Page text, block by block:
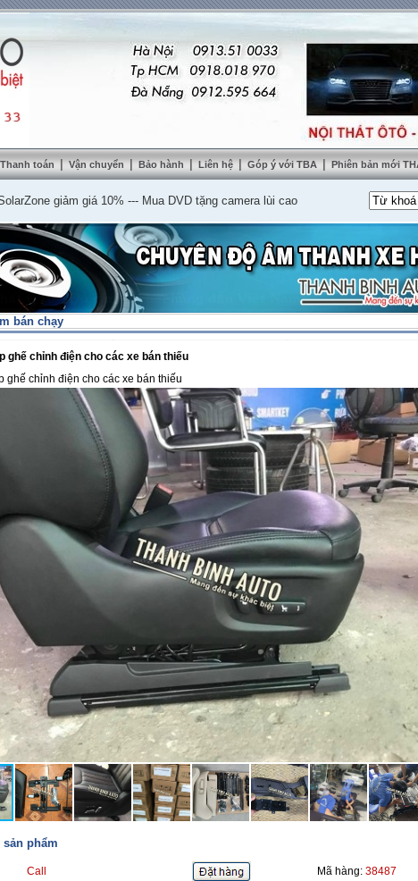
Thanh toán | Vận chuyển | Bảo hành | Liên hệ | Góp ý với TBA | Phiên bản mới
giảm giá 10%---Mua DVD tặng camera lùi cao cấp--- Lắp nệm ghế da thật
bán chạy
ghế chỉnh điện cho các xe bán thiếu
ghế chỉnh điện cho các xe bán thiếu
phẩm
Call Mã hàng: 38487